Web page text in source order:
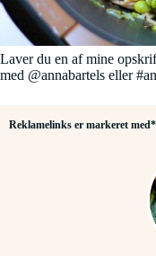
Laver du en af mine
med @annabartels eller
Reklamelinks er markeret med*